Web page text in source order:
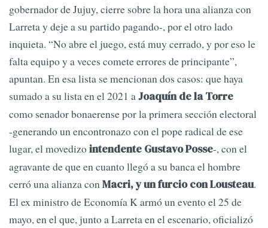
gobernador de Jujuy, cierre sobre la hora una alianza con
Larreta y deje a su partido pagando-, por el otro lado
inquieta. “No abre el juego, está muy cerrado, y por eso le
falta equipo y a veces comete errores de principante”,
apuntan. En esa lista se mencionan dos casos: que haya
sumado a su lista en el 2021 aJoaquín de la Torre
como senador bonaerense por la primera sección electoral
-generando un encontronazo con el pope radical de ese
lugar, el movedizointendente Gustavo Posse-, con el
agravante de que en cuanto llegó a su banca el hombre
cerró una alianza conMacri, y un furcio con Lousteau.
El ex ministro de Economía K armó un evento el 25 de
mayo, en el que, junto a Larreta en el escenario, oficializó